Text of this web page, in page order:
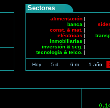
Sectores
alimentación |
banca |
const. & mat. |
eléctricas |
inmobiliarias |
inversión & seg. |
tecnología & telco. |
Hoy 5 d. 6 m. 1 año